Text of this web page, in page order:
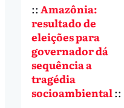
:: Amazônia:
resultado de
eleições para
governador dá
sequência a
tragédia
socioambiental::